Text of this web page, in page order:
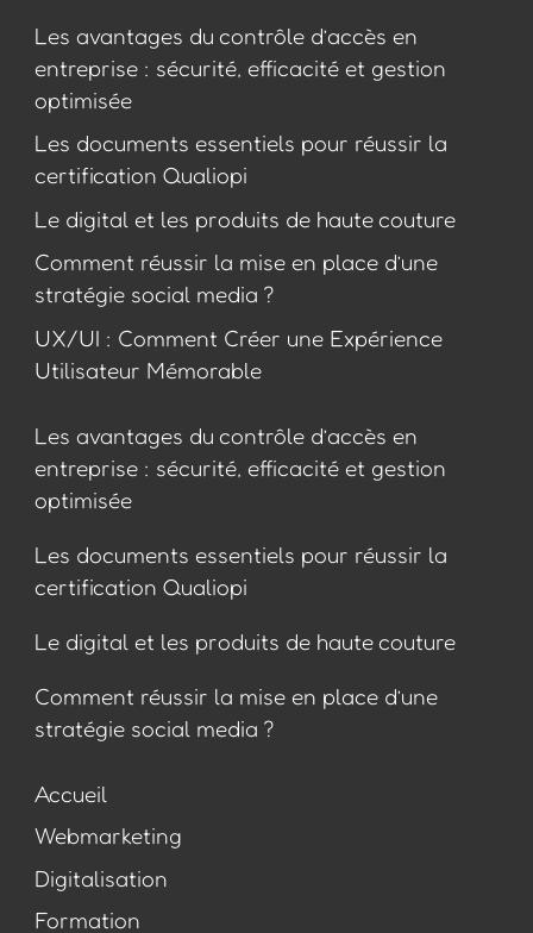
Les avantages du contrôle d’accès en
entreprise : sécurité, efficacité et gestion
optimisée
Les documents essentiels pour réussir la
certification Qualiopi
Le digital et les produits de haute couture
Comment réussir la mise en place d’une
stratégie social media ?
UX/UI : Comment Créer une Expérience
Utilisateur Mémorable
Les avantages du contrôle d’accès en
entreprise : sécurité, efficacité et gestion
optimisée
Les documents essentiels pour réussir la
certification Qualiopi
Le digital et les produits de haute couture
Comment réussir la mise en place d’une
stratégie social media ?
Accueil
Webmarketing
Digitalisation
Formation